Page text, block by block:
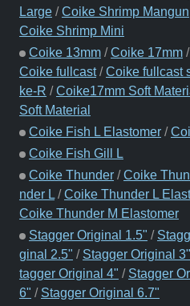
Large /Coike Shrimp Mangun
Coike Shrimp Mini
Coike 13mm /Coike 17mm /
Coike fullcast/Coike fullcast
ke-R /Coike17mm Soft
Soft Material
Coike Fish L Elastomer /
Coike Fish Gill L
Coike Thunder /Coike
nder L /Coike Thunder L
Coike Thunder M Elastomer
Stagger Original 1.5" /
ginal 2.5" / Stagger Original 3"
tagger Original 4" / Stagger
6" / Stagger Original 6.7"